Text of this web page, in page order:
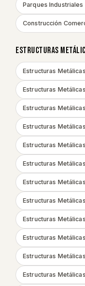
Parques Industriales
Construcción
ESTRUCTURAS
Estructuras Metálicas
Estructuras Metálicas
Estructuras Metálicas
Estructuras Metálicas
Estructuras Metálicas
Estructuras Metálicas
Estructuras Metálicas
Estructuras Metálicas
Estructuras Metálicas
Estructuras Metálicas
Estructuras Metálicas
Estructuras Metálicas